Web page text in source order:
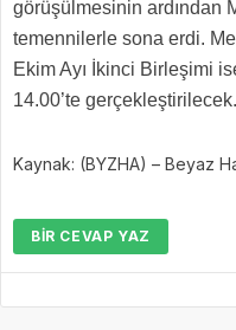
görüşülmesinin ardından
temennilerle sona erdi.
Ekim Ayı İkinci Birleşimi
14.00’te gerçekleştirilecek.
Kaynak: (BYZHA) – Beyaz
BIR CEVAP YAZ